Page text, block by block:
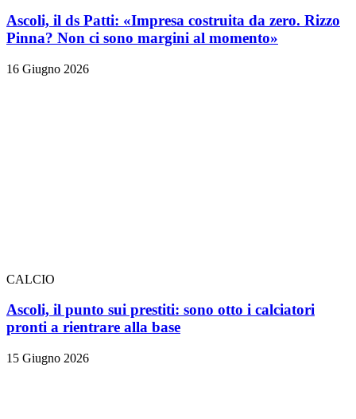
Ascoli, il ds Patti: «Impresa costruita da zero. Rizzo
Pinna? Non ci sono margini al momento»
16 Giugno 2026
CALCIO
Ascoli, il punto sui prestiti: sono otto i calciatori
pronti a rientrare alla base
15 Giugno 2026